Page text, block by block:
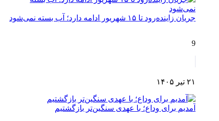
جریان زاینده‌رود تا ۱۵ شهریور ادامه دارد؛ آب بسته نمی‌شود
9
۲۱ تیر ۱۴۰۵
آمدیم برای وداع؛ با عهدی سنگین‌تر بازگشتیم